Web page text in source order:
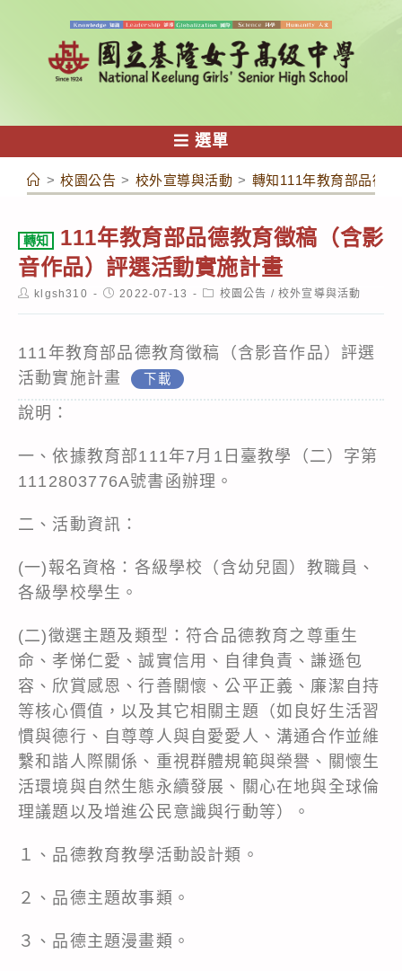
容
選單
> 校園公告 > 校外宣導與活動 > 轉知111年教育部品德
轉知
111年教育部品德教育徵稿（含影
音作品）評選活動實施計畫
Postklgsh310
Post2022-07-13
Post校園公告 / 校外宣導與活動
111年教育部品德教育徵稿（含影音作品）評選
活動實施計畫
下載
說明：
一、依據教育部111年7月1日臺教學（二）字第
1112803776A號書函辦理。
二、活動資訊：
(一)報名資格：各級學校（含幼兒園）教職員、
各級學校學生。
(二)徵選主題及類型：符合品德教育之尊重生
命、孝悌仁愛、誠實信用、自律負責、謙遜包
容、欣賞感恩、行善關懷、公平正義、廉潔自持
等核心價值，以及其它相關主題（如良好生活習
慣與德行、自尊尊人與自愛愛人、溝通合作並維
繫和諧人際關係、重視群體規範與榮譽、關懷生
活環境與自然生態永續發展、關心在地與全球倫
理議題以及增進公民意識與行動等）。
１、品德教育教學活動設計類。
２、品德主題故事類。
３、品德主題漫畫類。